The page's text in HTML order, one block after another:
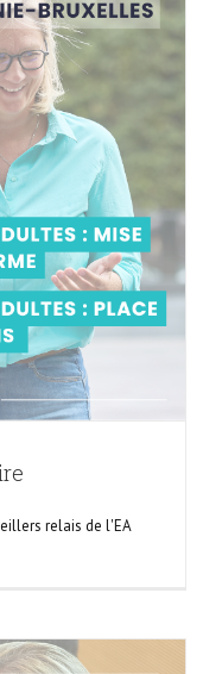
relais de l'EA